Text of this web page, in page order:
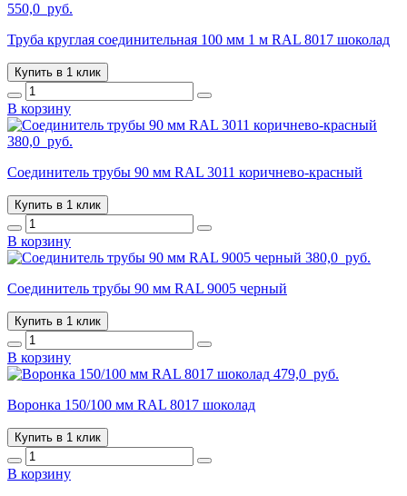
550,0 руб.
Труба круглая соединительная 100 мм 1 м RAL 8017 шоколад
Купить в 1 клик
В корзину
380,0 руб.
Соединитель трубы 90 мм RAL 3011 коричнево-красный
Купить в 1 клик
В корзину
380,0 руб.
Соединитель трубы 90 мм RAL 9005 черный
Купить в 1 клик
В корзину
479,0 руб.
Воронка 150/100 мм RAL 8017 шоколад
Купить в 1 клик
В корзину